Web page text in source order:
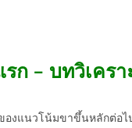
ก – บทวิเคร
นวโน้มขาขึ้นหลักต่อไ